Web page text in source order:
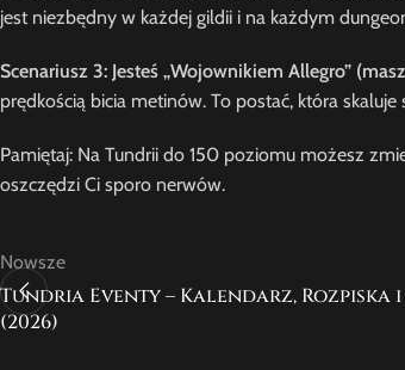
jest niezbędny w każdej gildii i na każdym
Scenariusz 3: Jesteś „Wojownikiem Allegro”
prędkością bicia metinów. To postać, która
Pamiętaj: Na Tundrii do 150 poziomu możesz
oszczędzi Ci sporo nerwów.
Nowsze
Tundria Eventy – Kalendarz, Rozpiska
(2026)